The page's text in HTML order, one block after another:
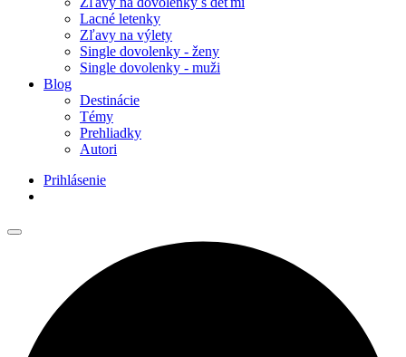
Lacné letenky
Zľavy na výlety
Single dovolenky - ženy
Single dovolenky - muži
Blog
Destinácie
Témy
Prehliadky
Autori
Prihlásenie